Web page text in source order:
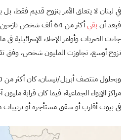
في لبنان لا يتعلق الأمر بنزوح قديم فقط،
فبعد أن بقي
أكثر من 64 ألف شخص
نزوح أوسع، تجاوزت المليون شخص، وفق
وبحلول منتصف أبريل/نيسان، كان أكثر من 140 ألف نازح
مراكز الإيواء الجماعية، فيما كان قرابة
في بيوت أقارب أو شقق مستأجرة أو ترتيبات